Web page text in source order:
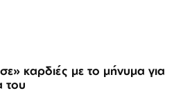
καρδιές με το μήνυμα για
του